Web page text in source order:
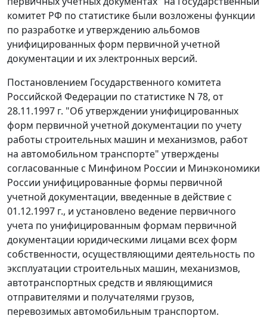
комитет РФ по статистике были возложены функции
по разработке и утверждению альбомов
унифицированных форм первичной учетной
документации и их электронных версий.
Постановлением Государственного комитета
Российской Федерации по статистике N 78, от
28.11.1997 г. "Об утверждении унифицированных
форм первичной учетной документации по учету
работы строительных машин и механизмов, работ
на автомобильном транспорте" утверждены
согласованные с Минфином России и Минэкономики
России унифицированные формы первичной
учетной документации, введенные в действие с
01.12.1997 г., и установлено ведение первичного
учета по унифицированным формам первичной
документации юридическими лицами всех форм
собственности, осуществляющими деятельность по
эксплуатации строительных машин, механизмов,
автотранспортных средств и являющимися
отправителями и получателями грузов,
перевозимых автомобильным транспортом.